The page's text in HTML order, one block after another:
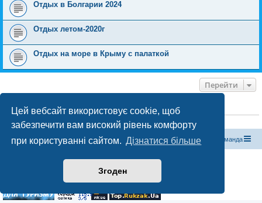
Цей вебсайт використовує cookie, щоб
забезпечити вам високий рівень комфорту
при користуванні сайтом. Дізнатися більше
Згоден
Отдых в Болгарии 2024
Отдых летом-2020г
Отдых на море в Крыму с палаткой
Перейти
ХТО ЗАРАЗ ОНЛАЙН
Зараз переглядають цей форум:
ClaudeBot [бот ШІ] і 1 гість
Магазин спорядження Туристичний форум «Рюкзак» Команда
Працює на phpBB® Forum Software © phpBB Limited
Конфіденційність